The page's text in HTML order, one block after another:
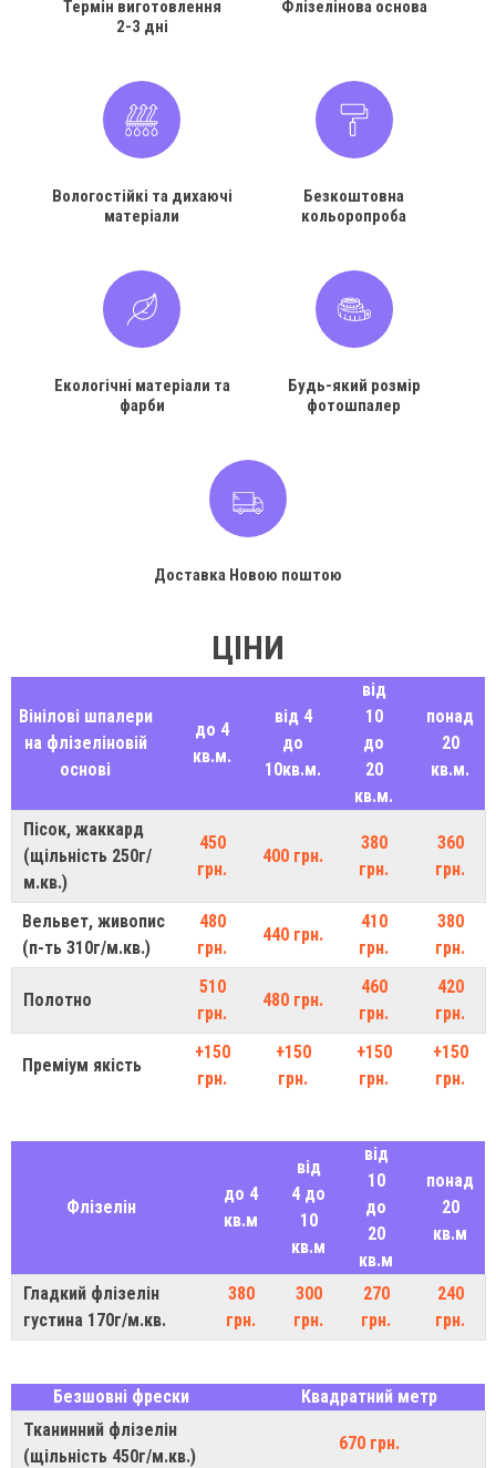
Термін виготовлення
2-3 дні
Флізелінова основа
Вологостійкі та дихаючі
матеріали
Безкоштовна
кольоропроба
Екологічні матеріали та
фарби
Будь-який розмір
фотошпалер
Доставка Новою поштою
ЦІНИ
Вінілові шпалери
на флізеліновій
основі
до 4
кв.м.
від 4
до
10кв.м.
від
10
до
20
кв.м.
понад
20
кв.м.
Пісок, жаккард
(щільність 250г/
м.кв.)
450
грн.
400 грн.
380
грн.
360
грн.
Вельвет, живопис
(п-ть 310г/м.кв.)
480
грн.
440 грн.
410
грн.
380
грн.
Полотно
510
грн.
480 грн.
460
грн.
420
грн.
Преміум якість
+150
грн.
+150
грн.
+150
грн.
+150
грн.
Флізелін
до 4
кв.м
від
4 до
10
кв.м
від
10
до
20
кв.м
понад
20
кв.м
Гладкий флізелін
густина 170г/м.кв.
380
грн.
300
грн.
270
грн.
240
грн.
Безшовні фрески
Квадратний метр
Тканинний флізелін
(щільність 450г/м.кв.)
670 грн.